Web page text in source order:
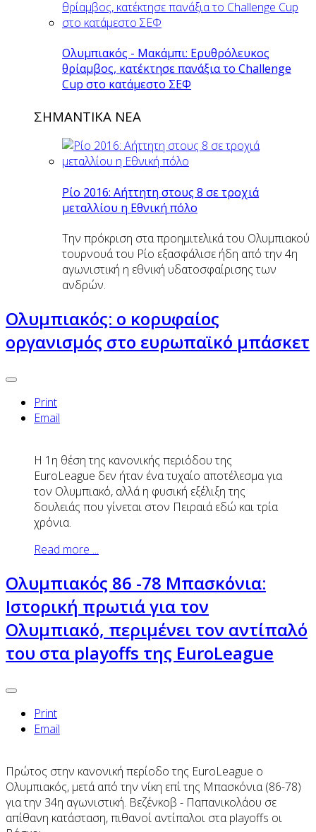
Ολυμπιακός - Μακάμπι: Ερυθρόλευκος
θρίαμβος, κατέκτησε πανάξια το Challenge
Cup στο κατάμεστο ΣΕΦ
ΣΗΜΑΝΤΙΚΑ ΝΕΑ
Ρίο 2016: Αήττητη στους 8 σε τροχιά
μεταλλίου η Εθνική πόλο
Την πρόκριση στα προημιτελικά του Ολυμπιακού
τουρνουά του Ρίο εξασφάλισε ήδη από την 4η
αγωνιστική η εθνική υδατοσφαίρισης των
ανδρών.
Ολυμπιακός: ο κορυφαίος
οργανισμός στο ευρωπαϊκό μπάσκετ
Print
Email
Η 1η θέση της κανονικής περιόδου της
EuroLeague δεν ήταν ένα τυχαίο αποτέλεσμα για
τον Ολυμπιακό, αλλά η φυσική εξέλιξη της
δουλειάς που γίνεται στον Πειραιά εδώ και τρία
χρόνια.
Read more ...
Ολυμπιακός 86 -78 Μπασκόνια:
Ιστορική πρωτιά για τον
Ολυμπιακό, περιμένει τον αντίπαλό
του στα playoffs της EuroLeague
Print
Email
Πρώτος στην κανονική περίοδο της EuroLeague ο
Ολυμπιακός, μετά από την νίκη επί της Μπασκόνια (86-78)
για την 34η αγωνιστική. Βεζένκοβ - Παπανικολάου σε
απίθανη κατάσταση, πιθανοί αντίπαλοι στα playoffs οι